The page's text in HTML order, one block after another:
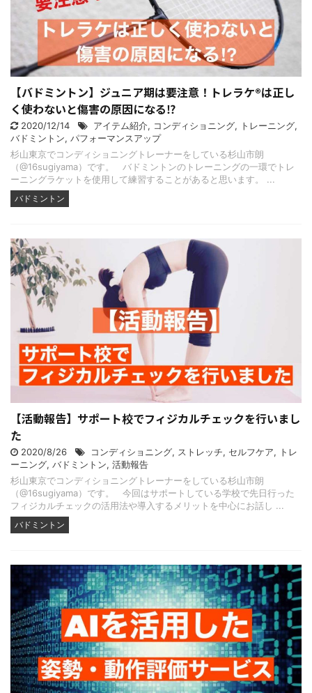
【バドミントン】ジュニア期は要注意！トレラケ®は正し
く使わないと傷害の原因になる⁉︎
2020/12/14 アイテム紹介, コンディショニング, トレーニング,
バドミントン, パフォーマンスアップ
杉山東京でコンディショニングトレーナーをしている杉山市朗
（@16sugiyama）です。 バドミントンのトレーニングの一環でトレ
ーニングラケットを使用して練習することがあると思います。 ...
バドミントン
【活動報告】サポート校でフィジカルチェックを行いまし
た
2020/8/26 コンディショニング, ストレッチ, セルフケア, トレ
ーニング, バドミントン, 活動報告
杉山東京でコンディショニングトレーナーをしている杉山市朗
（@16sugiyama）です。 今回はサポートしている学校で先日行った
フィジカルチェックの活用法や導入するメリットを中心にお話し ...
バドミントン